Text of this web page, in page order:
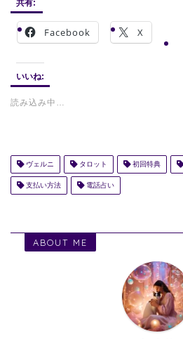
共有:
Facebook X
いいね:
読み込み中…
ヴェルニ タロット 初回特典
支払い方法 電話占い
ABOUT ME